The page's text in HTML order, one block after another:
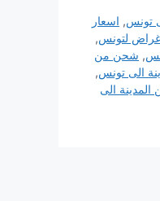
تونس, اسعار
لتونس,
, شحن من
الى تونس,
الى